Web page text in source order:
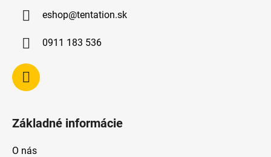
eshop@tentation.sk
0911 183 536
Základné informácie
O nás